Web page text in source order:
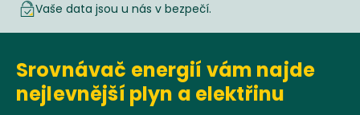
Vaše data jsou u nás v bezpečí.
Srovnávač energií vám najde
nejlevnější plyn a elektřinu